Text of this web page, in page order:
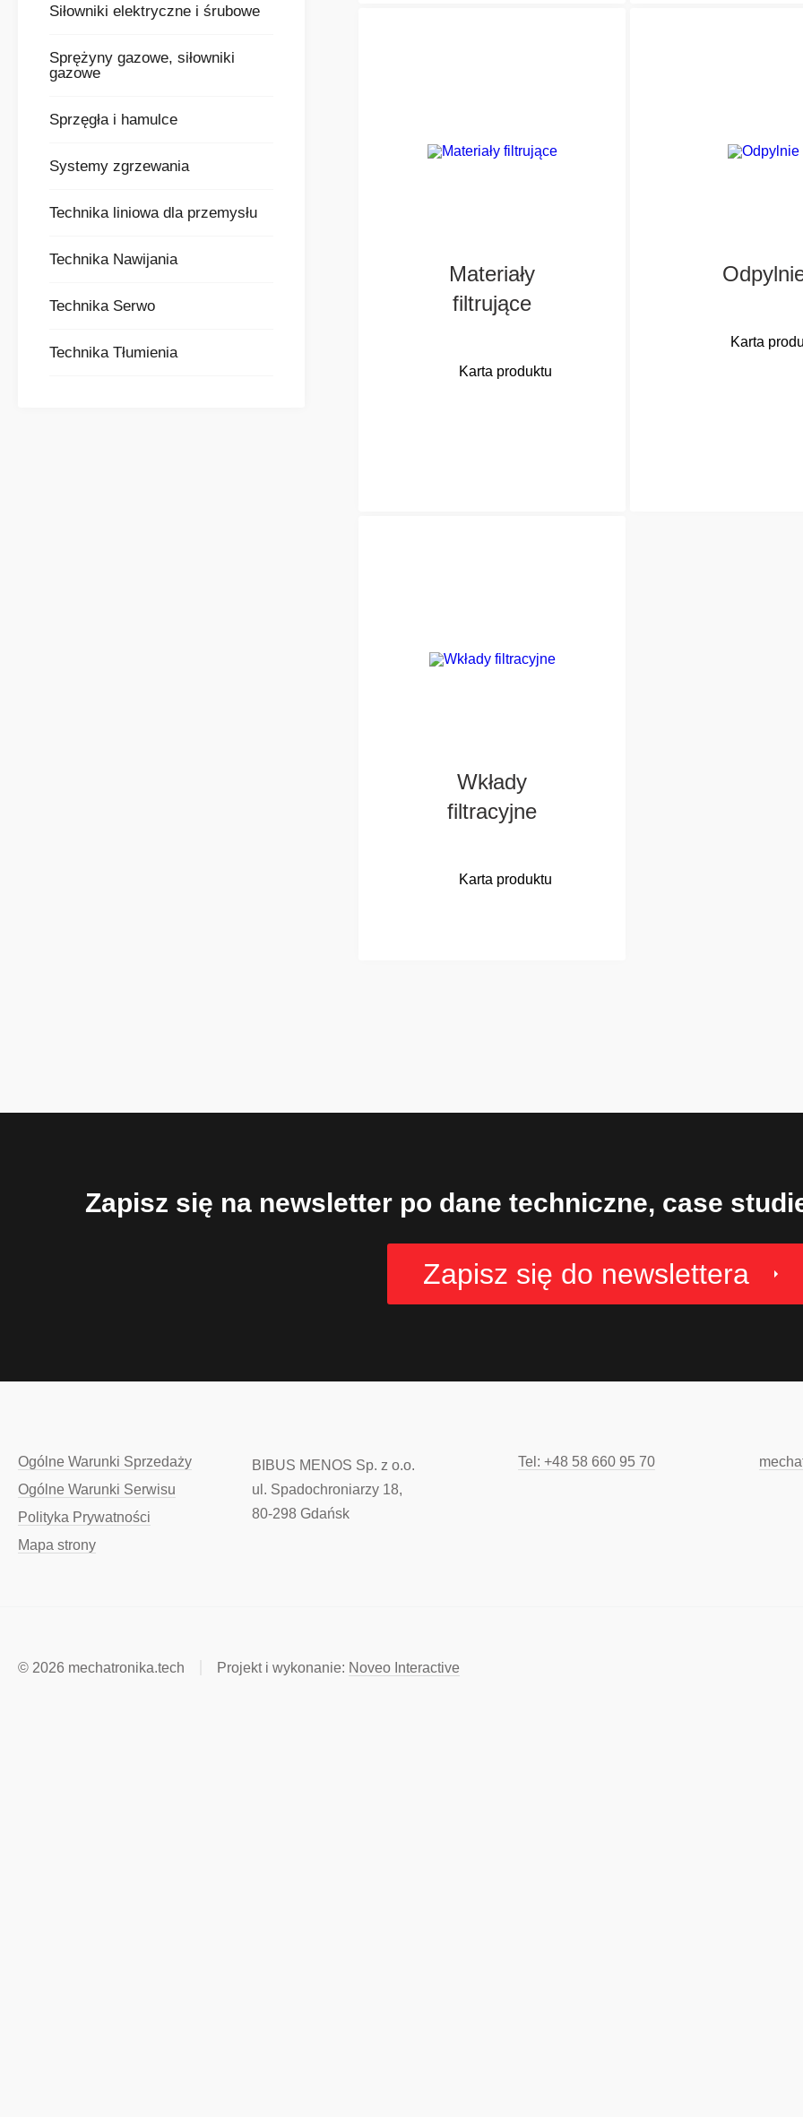
Siłowniki elektryczne i śrubowe
Sprężyny gazowe, siłowniki
gazowe
Sprzęgła i hamulce
Systemy zgrzewania
Technika liniowa dla przemysłu
Technika Nawijania
Technika Serwo
Technika Tłumienia
Materiały
filtrujące
Karta produktu
Karta
Wkłady
filtracyjne
Karta produktu
Zapisz się na newsletter po dane techniczne, case
Zapisz się do newslettera
Linki
w
stopce
Ogólne Warunki Sprzedaży
Ogólne Warunki Serwisu
Polityka Prywatności
Mapa strony
BIBUS MENOS Sp. z o.o.
ul. Spadochroniarzy 18,
80-298 Gdańsk
Tel: +48 58 660 95 70
© 2026 mechatronika.tech Projekt i wykonanie: Noveo Interactive